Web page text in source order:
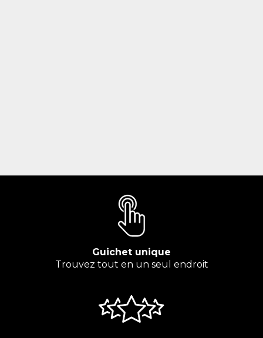
Guichet unique
Trouvez tout en un seul endroit